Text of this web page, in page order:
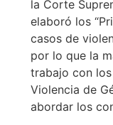
la Corte
elaboró los
casos de
por lo que la
trabajo con
Violencia de
abordar los